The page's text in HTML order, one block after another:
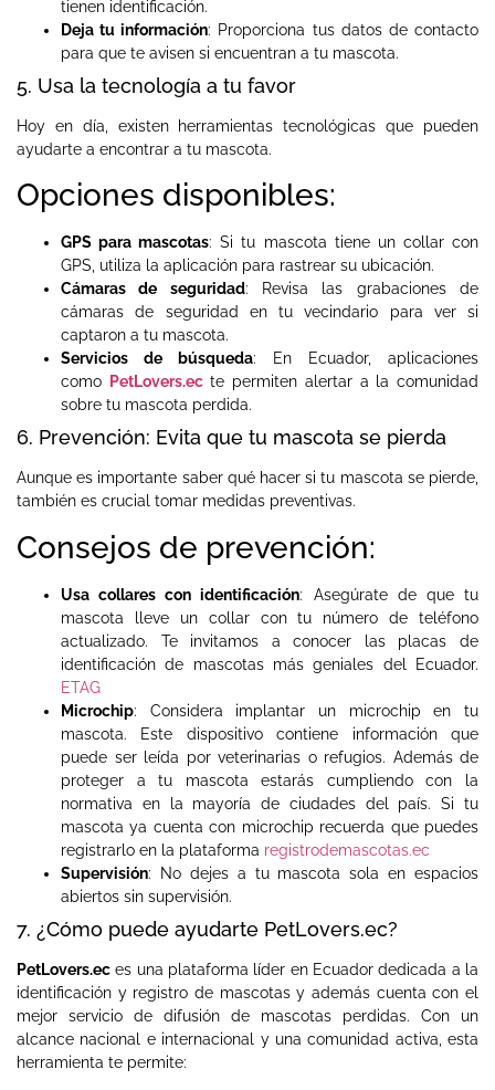
tienen identificación.
Deja tu información: Proporciona tus datos de contacto
para que te avisen si encuentran a tu mascota.
5. Usa la tecnología a tu favor
Hoy en día, existen herramientas tecnológicas que pueden
ayudarte a encontrar a tu mascota.
Opciones disponibles:
GPS para mascotas: Si tu mascota tiene un collar con
GPS, utiliza la aplicación para rastrear su ubicación.
Cámaras de seguridad: Revisa las grabaciones de
cámaras de seguridad en tu vecindario para ver si
captaron a tu mascota.
Servicios de búsqueda: En Ecuador, aplicaciones
como
PetLovers.ecte permiten alertar a la comunidad
sobre tu mascota perdida.
6. Prevención: Evita que tu mascota se pierda
Aunque es importante saber qué hacer si tu mascota se pierde,
también es crucial tomar medidas preventivas.
Consejos de prevención:
Usa collares con identificación: Asegúrate de que tu
mascota lleve un collar con tu número de teléfono
actualizado. Te invitamos a conocer las placas de
identificación de mascotas más geniales del Ecuador.
ETAG
Microchip: Considera implantar un microchip en tu
mascota. Este dispositivo contiene información que
puede ser leída por veterinarias o refugios. Además de
proteger a tu mascota estarás cumpliendo con la
normativa en la mayoría de ciudades del país. Si tu
mascota ya cuenta con microchip recuerda que puedes
registrarlo en la plataforma registrodemascotas.ec
Supervisión: No dejes a tu mascota sola en espacios
abiertos sin supervisión.
7. ¿Cómo puede ayudarte PetLovers.ec?
PetLovers.ec es una plataforma líder en Ecuador dedicada a la
identificación y registro de mascotas y además cuenta con el
mejor servicio de difusión de mascotas perdidas. Con un
alcance nacional e internacional y una comunidad activa, esta
herramienta te permite: